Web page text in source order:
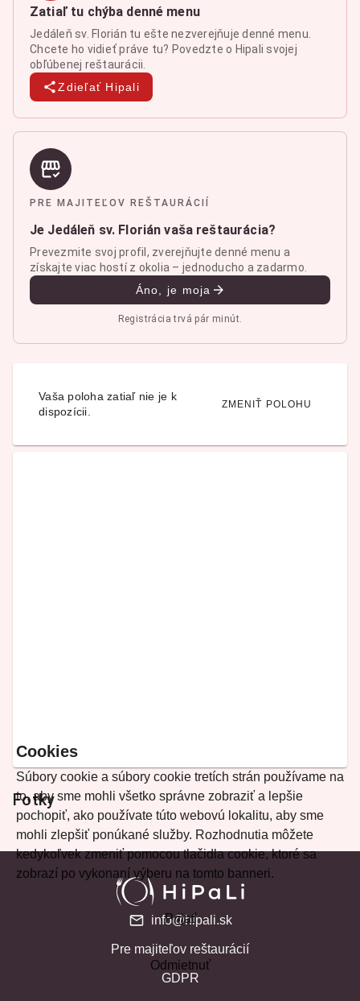
Zatiaľ tu chýba denné menu
Jedáleň sv. Florián tu ešte nezverejňuje denné menu.
Chcete ho vidieť práve tu? Povedzte o Hipali svojej
obľúbenej reštaurácii.
Zdieľať Hipali
PRE MAJITEĽOV REŠTAURÁCIÍ
Je Jedáleň sv. Florián vaša reštaurácia?
Prevezmite svoj profil, zverejňujte denné menu a
získajte viac hostí z okolia – jednoducho a zadarmo.
Áno, je moja
Registrácia trvá pár minút.
Vaša poloha zatiaľ nie je k
dispozícii.
ZMENIŤ POLOHU
Fotky
Cookies
Súbory cookie a súbory cookie tretích strán používame na
to, aby sme mohli všetko správne zobraziť a lepšie
pochopiť, ako používate túto webovú lokalitu, aby sme
mohli zlepšiť ponúkané služby. Rozhodnutia môžete
kedykoľvek zmeniť pomocou tlačidla cookie, ktoré sa
zobrazí po vykonaní výberu na tomto banneri.
Prijať
Odmietnuť
info@hipali.sk
Pre majiteľov reštaurácií
GDPR